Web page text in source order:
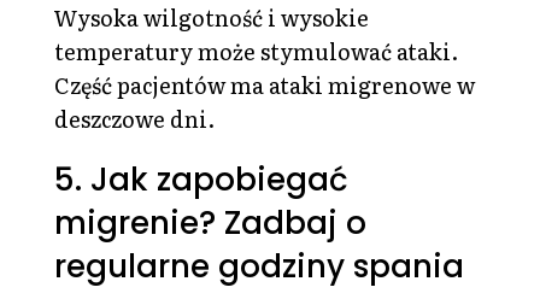
Wysoka wilgotność i wysokie
temperatury może stymulować ataki.
Część pacjentów ma ataki migrenowe w
deszczowe dni.
5. Jak zapobiegać
migrenie? Zadbaj o
regularne godziny spania